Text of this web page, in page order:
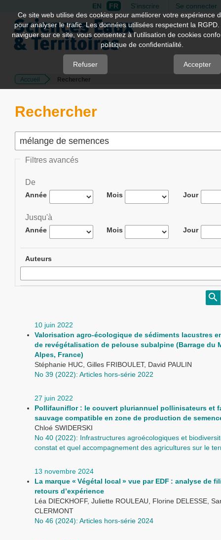
Quick
jump
page
Main
Content
EN FR S'inscrire Se connecter
Accueil Rechercher
Rechercher
Filtres avancés
De
Année Mois Jour
Jusqu'à
Année Mois Jour
Auteurs
10 juin 2022
Valorisation agro-écologique de sédiments lacustres
de revégétalisation de pelouse subalpine (Barrage du
Alpes, France)
Stéphanie HUC, Gilles FRIBOULET, David PAULIN
No 39 (2022): Articles hors-série 2022
27 juin 2022
Pollifauniflor : le couvert pluriannuel pollinisateurs et
sauvage compatible en zone de production de
Chloé SWIDERSKI
No 40 (2022): Infrastructures agroécologiques et
constat et quel accompagnement des agricultures sur le
13 novembre 2024
La marque « Végétal local » vue par EDF : analyse de
retours d’expérience
Léa DIECKHOFF, Juliette ROULEAU, Florine DELESSE,
CLERMONT
No 46 (2024): Articles hors-série 2024
Ce site web utilise des cookies pour améliorer votre expérience
pour analyser le trafic. Les données utilisées respectent la
naviguer sur ce site, vous consentez à l'utilisation de cookies
politique de confidentialité.
Refuser Accepter